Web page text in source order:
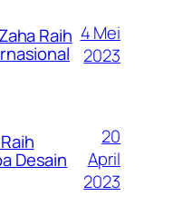
Raih 4 Mei
2023
Desain
20
April
2023